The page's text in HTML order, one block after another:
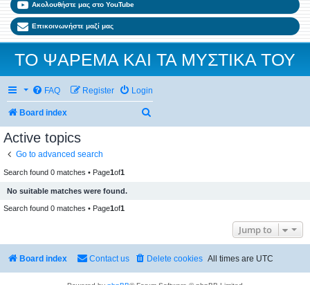
Ακολουθήστε μας στο YouTube
Επικοινωνήστε μαζί μας
ΤΟ ΨΑΡΕΜΑ ΚΑΙ ΤΑ ΜΥΣΤΙΚΑ ΤΟΥ
FAQ Login
Register
Board index
Active topics
Go to advanced search
Search found 0 matches • Page1of1
No suitable matches were found.
Search found 0 matches • Page1of1
Jump to
Board index All times are UTC
Delete cookies
Contact us